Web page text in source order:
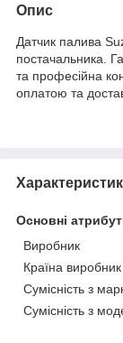
Опис
Датчик палива
постачальника.
та професійна
оплатою та
Основні
Виробник
Країна виробник
Сумісність з
Сумісність з